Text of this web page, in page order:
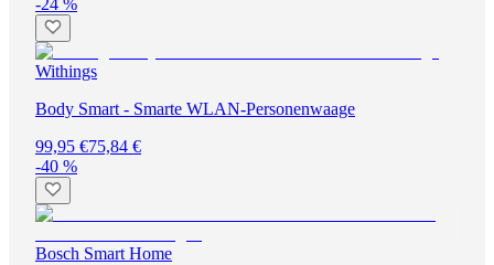
-24 %
Withings
Body Smart - Smarte WLAN-Personenwaage
99,95 €75,84 €
-40 %
Bosch Smart Home